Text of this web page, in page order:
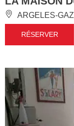
ARGELES-
RÉSERVER